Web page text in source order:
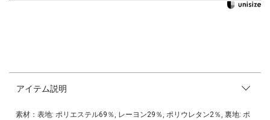
アイテム説明
素材：表地: ポリエステル69％, レーヨン29％, ポリウレタン2％, 裏地: ポ